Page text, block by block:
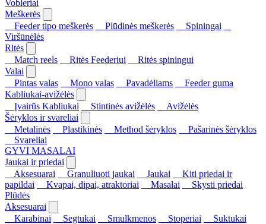
Vobleriai
Meškerės
Feeder tipo meškerės
Plūdinės meškerės
Spiningai
Viršūnėlės
Ritės
Match reels
Ritės Feederiui
Ritės spiningui
Valai
Pintas valas
Mono valas Pavadėliams
Feeder guma
Kabliukai-avižėlės
Įvairūs Kabliukai
Stintinės avižėlės
Avižėlės
Šėryklos ir svareliai
Metalinės
Plastikinės Method šėryklos
Pašarinės šėryklos
Svareliai
GYVI MASALAI
Jaukai ir priedai
Aksesuarai
Granuliuoti jaukai Jaukai
Kiti priedai ir
papildai
Kvapai, dipai, atraktoriai Masalai
Skysti priedai
Plūdės
Aksesuarai
Karabinai
Segtukai Smulkmenos Stoperiai
Suktukai